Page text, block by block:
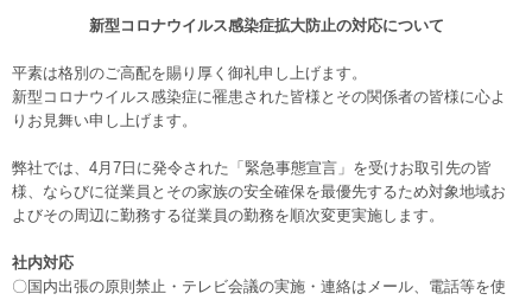
新型コロナウイルス感染症拡大防止の対応について
平素は格別のご高配を賜り厚く御礼申し上げます。
新型コロナウイルス感染症に罹患された皆様とその関係者の皆様に心よ
りお見舞い申し上げます。
弊社では、4月7日に発令された「緊急事態宣言」を受けお取引先の皆
様、ならびに従業員とその家族の安全確保を最優先するため対象地域お
よびその周辺に勤務する従業員の勤務を順次変更実施します。
社内対応
〇国内出張の原則禁止・テレビ会議の実施・連絡はメール、電話等を使